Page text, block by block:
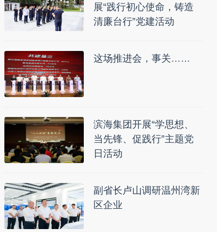
展“践行初心使命，铸造
清廉台行”党建活动
这场推进会，事关……
滨海集团开展“学思想、
当先锋、促践行”主题党
日活动
副省长卢山调研温州湾新
区企业